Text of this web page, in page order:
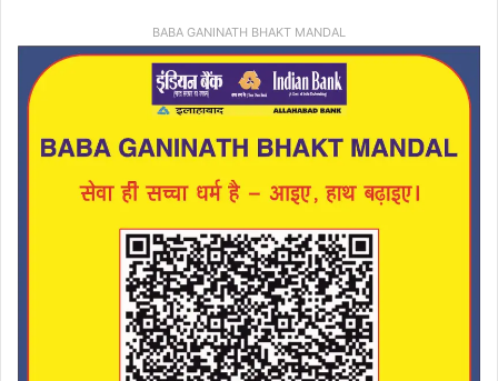
BABA GANINATH BHAKT MANDAL